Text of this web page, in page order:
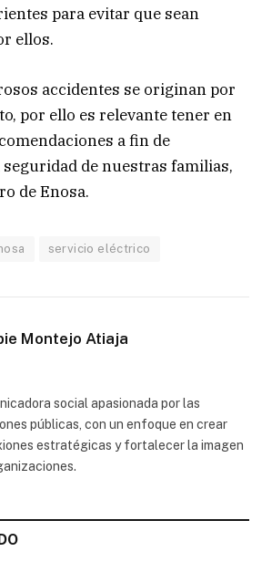
para evitar que sean
ellos.
accidentes se originan por
por ello es relevante tener en
a fin de
de nuestras familias,
de Enosa.
servicio eléctrico
Montejo Atiaja
social apasionada por las
públicas, con un enfoque en crear
estratégicas y fortalecer la imagen